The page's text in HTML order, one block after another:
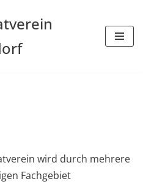
wird durch mehrere
Fachgebiet